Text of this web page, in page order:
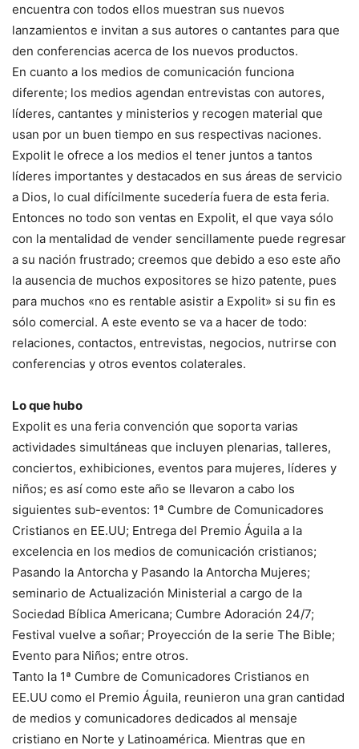
encuentra con todos ellos muestran sus nuevos
lanzamientos e invitan a sus autores o cantantes para que
den conferencias acerca de los nuevos productos.
En cuanto a los medios de comunicación funciona
diferente; los medios agendan entrevistas con autores,
líderes, cantantes y ministerios y recogen material que
usan por un buen tiempo en sus respectivas naciones.
Expolit le ofrece a los medios el tener juntos a tantos
líderes importantes y destacados en sus áreas de servicio
a Dios, lo cual difícilmente sucedería fuera de esta feria.
Entonces no todo son ventas en Expolit, el que vaya sólo
con la mentalidad de vender sencillamente puede regresar
a su nación frustrado; creemos que debido a eso este año
la ausencia de muchos expositores se hizo patente, pues
para muchos «no es rentable asistir a Expolit» si su fin es
sólo comercial. A este evento se va a hacer de todo:
relaciones, contactos, entrevistas, negocios, nutrirse con
conferencias y otros eventos colaterales.
Lo que hubo
Expolit es una feria convención que soporta varias
actividades simultáneas que incluyen plenarias, talleres,
conciertos, exhibiciones, eventos para mujeres, líderes y
niños; es así como este año se llevaron a cabo los
siguientes sub-eventos: 1ª Cumbre de Comunicadores
Cristianos en EE.UU; Entrega del Premio Águila a la
excelencia en los medios de comunicación cristianos;
Pasando la Antorcha y Pasando la Antorcha Mujeres;
seminario de Actualización Ministerial a cargo de la
Sociedad Bíblica Americana; Cumbre Adoración 24/7;
Festival vuelve a soñar; Proyección de la serie The Bible;
Evento para Niños; entre otros.
Tanto la 1ª Cumbre de Comunicadores Cristianos en
EE.UU como el Premio Águila, reunieron una gran cantidad
de medios y comunicadores dedicados al mensaje
cristiano en Norte y Latinoamérica. Mientras que en